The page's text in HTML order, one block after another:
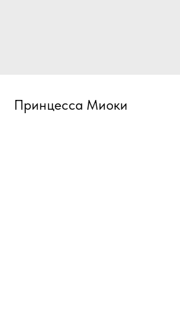
Принцесса Миоки